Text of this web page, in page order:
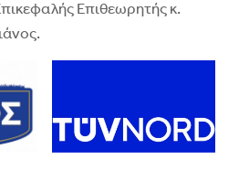
Επιθεωρητής κ.